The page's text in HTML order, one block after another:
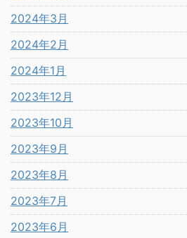
2024年3月
2024年2月
2024年1月
2023年12月
2023年10月
2023年9月
2023年8月
2023年7月
2023年6月